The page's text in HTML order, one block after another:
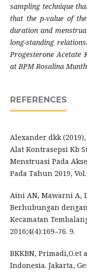
sampling technique
that the p-value of
duration and
long-standing
Progesterone Acetate
at BPM Rosalina
REFERENCES
Alexander dkk
Alat Kontrasepsi Kb
Menstruasi Pada
Pada Tahun 2019,
Aini AN, Mawarni A,
Berhubungan
Kecamatan
2016;4(4):169–76. 9.
BKKBN, Primadi,O.et
Indonesia. Jakarta,